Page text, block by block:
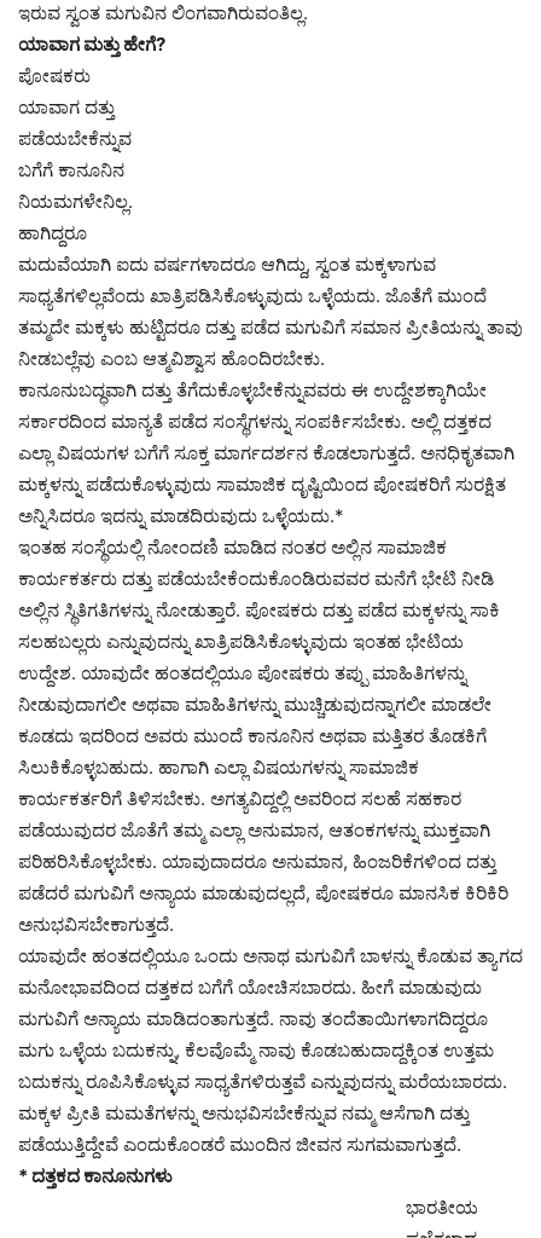
ಇರುವ ಸ್ವಂತ ಮಗುವಿನ ಲಿಂಗವಾಗಿರುವಂತಿಲ್ಲ.
ಯಾವಾಗ ಮತ್ತು ಹೇಗೆ?
ಪೋಷಕರು
ಯಾವಾಗ ದತ್ತು
ಪಡೆಯಬೇಕೆನ್ನುವ
ಬಗೆಗೆ ಕಾನೂನಿನ
ನಿಯಮಗಳೇನಿಲ್ಲ.
ಹಾಗಿದ್ದರೂ
ಮದುವೆಯಾಗಿ ಐದು ವರ್ಷಗಳಾದರೂ ಆಗಿದ್ದು, ಸ್ವಂತ ಮಕ್ಕಳಾಗುವ
ಸಾಧ್ಯತೆಗಳಿಲ್ಲವೆಂದು ಖಾತ್ರಿಪಡಿಸಿಕೊಳ್ಳುವುದು ಒಳ್ಳೆಯದು. ಜೊತೆಗೆ ಮುಂದೆ
ತಮ್ಮದೇ ಮಕ್ಕಳು ಹುಟ್ಟಿದರೂ ದತ್ತು ಪಡೆದ ಮಗುವಿಗೆ ಸಮಾನ ಪ್ರೀತಿಯನ್ನು ತಾವು
ನೀಡಬಲ್ಲೆವು ಎಂಬ ಆತ್ಮವಿಶ್ವಾಸ ಹೊಂದಿರಬೇಕು.
ಕಾನೂನುಬದ್ಧವಾಗಿ ದತ್ತು ತೆಗೆದುಕೊಳ್ಳಬೇಕೆನ್ನುವವರು ಈ ಉದ್ದೇಶಕ್ಕಾಗಿಯೇ
ಸರ್ಕಾರದಿಂದ ಮಾನ್ಯತೆ ಪಡೆದ ಸಂಸ್ಥೆಗಳನ್ನು ಸಂಪರ್ಕಿಸಬೇಕು. ಅಲ್ಲಿ ದತ್ತಕದ
ಎಲ್ಲಾ ವಿಷಯಗಳ ಬಗೆಗೆ ಸೂಕ್ತ ಮಾರ್ಗದರ್ಶನ ಕೊಡಲಾಗುತ್ತದೆ. ಅನಧಿಕೃತವಾಗಿ
ಮಕ್ಕಳನ್ನು ಪಡೆದುಕೊಳ್ಳುವುದು ಸಾಮಾಜಿಕ ದೃಷ್ಟಿಯಿಂದ ಪೋಷಕರಿಗೆ ಸುರಕ್ಷಿತ
ಅನ್ನಿಸಿದರೂ ಇದನ್ನು ಮಾಡದಿರುವುದು ಒಳ್ಳೆಯದು.*
ಇಂತಹ ಸಂಸ್ಥೆಯಲ್ಲಿ ನೋಂದಣಿ ಮಾಡಿದ ನಂತರ ಅಲ್ಲಿನ ಸಾಮಾಜಿಕ
ಕಾರ್ಯಕರ್ತರು ದತ್ತು ಪಡೆಯಬೇಕೆಂದುಕೊಂಡಿರುವವರ ಮನೆಗೆ ಭೇಟಿ ನೀಡಿ
ಅಲ್ಲಿನ ಸ್ಥಿತಿಗತಿಗಳನ್ನು ನೋಡುತ್ತಾರೆ. ಪೋಷಕರು ದತ್ತು ಪಡೆದ ಮಕ್ಕಳನ್ನು ಸಾಕಿ
ಸಲಹಬಲ್ಲರು ಎನ್ನುವುದನ್ನು ಖಾತ್ರಿಪಡಿಸಿಕೊಳ್ಳುವುದು ಇಂತಹ ಭೇಟಿಯ
ಉದ್ದೇಶ. ಯಾವುದೇ ಹಂತದಲ್ಲಿಯೂ ಪೋಷಕರು ತಪ್ಪು ಮಾಹಿತಿಗಳನ್ನು
ನೀಡುವುದಾಗಲೀ ಅಥವಾ ಮಾಹಿತಿಗಳನ್ನು ಮುಚ್ಚಿಡುವುದನ್ನಾಗಲೀ ಮಾಡಲೇ
ಕೂಡದು ಇದರಿಂದ ಅವರು ಮುಂದೆ ಕಾನೂನಿನ ಅಥವಾ ಮತ್ತಿತರ ತೊಡಕಿಗೆ
ಸಿಲುಕಿಕೊಳ್ಳಬಹುದು. ಹಾಗಾಗಿ ಎಲ್ಲಾ ವಿಷಯಗಳನ್ನು ಸಾಮಾಜಿಕ
ಕಾರ್ಯಕರ್ತರಿಗೆ ತಿಳಿಸಬೇಕು. ಅಗತ್ಯವಿದ್ದಲ್ಲಿ ಅವರಿಂದ ಸಲಹೆ ಸಹಕಾರ
ಪಡೆಯುವುದರ ಜೊತೆಗೆ ತಮ್ಮ ಎಲ್ಲಾ ಅನುಮಾನ, ಆತಂಕಗಳನ್ನು ಮುಕ್ತವಾಗಿ
ಪರಿಹರಿಸಿಕೊಳ್ಳಬೇಕು. ಯಾವುದಾದರೂ ಅನುಮಾನ, ಹಿಂಜರಿಕೆಗಳಿಂದ ದತ್ತು
ಪಡೆದರೆ ಮಗುವಿಗೆ ಅನ್ಯಾಯ ಮಾಡುವುದಲ್ಲದೆ, ಪೋಷಕರೂ ಮಾನಸಿಕ ಕಿರಿಕಿರಿ
ಅನುಭವಿಸಬೇಕಾಗುತ್ತದೆ.
ಯಾವುದೇ ಹಂತದಲ್ಲಿಯೂ ಒಂದು ಅನಾಥ ಮಗುವಿಗೆ ಬಾಳನ್ನು ಕೊಡುವ ತ್ಯಾಗದ
ಮನೋಭಾವದಿಂದ ದತ್ತಕದ ಬಗೆಗೆ ಯೋಚಿಸಬಾರದು. ಹೀಗೆ ಮಾಡುವುದು
ಮಗುವಿಗೆ ಅನ್ಯಾಯ ಮಾಡಿದಂತಾಗುತ್ತದೆ. ನಾವು ತಂದೆತಾಯಿಗಳಾಗದಿದ್ದರೂ
ಮಗು ಒಳ್ಳೆಯ ಬದುಕನ್ನು, ಕೆಲವೊಮ್ಮೆ ನಾವು ಕೊಡಬಹುದಾದ್ದಕ್ಕಿಂತ ಉತ್ತಮ
ಬದುಕನ್ನು ರೂಪಿಸಿಕೊಳ್ಳುವ ಸಾಧ್ಯತೆಗಳಿರುತ್ತವೆ ಎನ್ನುವುದನ್ನು ಮರೆಯಬಾರದು.
ಮಕ್ಕಳ ಪ್ರೀತಿ ಮಮತೆಗಳನ್ನು ಅನುಭವಿಸಬೇಕೆನ್ನುವ ನಮ್ಮ ಆಸೆಗಾಗಿ ದತ್ತು
ಪಡೆಯುತ್ತಿದ್ದೇವೆ ಎಂದುಕೊಂಡರೆ ಮುಂದಿನ ಜೀವನ ಸುಗಮವಾಗುತ್ತದೆ.
* ದತ್ತಕದ ಕಾನೂನುಗಳು
ಭಾರತೀಯ